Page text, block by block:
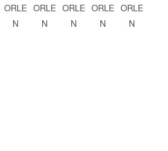
ORLE
N
ORLE
N
ORLE
N
ORLE
N
ORLE
N